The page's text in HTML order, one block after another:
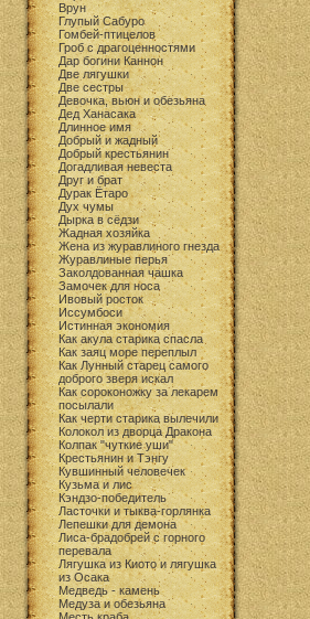
Врун
Глупый Сабуро
Гомбей-птицелов
Гроб с драгоценностями
Дар богини Каннон
Две лягушки
Две сестры
Девочка, вьюн и обезьяна
Дед Ханасака
Длинное имя
Добрый и жадный
Добрый крестьянин
Догадливая невеста
Друг и брат
Дурак Ётаро
Дух чумы
Дырка в сёдзи
Жадная хозяйка
Жена из журавлиного гнезда
Журавлиные перья
Заколдованная чашка
Замочек для носа
Ивовый росток
Иссумбоси
Истинная экономия
Как акула старика спасла
Как заяц море переплыл
Как Лунный старец самого
доброго зверя искал
Как сороконожку за лекарем
посылали
Как черти старика вылечили
Колокол из дворца Дракона
Колпак "чуткие уши"
Крестьянин и Тэнгу
Кувшинный человечек
Кузьма и лис
Кэндзо-победитель
Ласточки и тыква-горлянка
Лепешки для демона
Лиса-брадобрей с горного
перевала
Лягушка из Киото и лягушка
из Осака
Медведь - камень
Медуза и обезьяна